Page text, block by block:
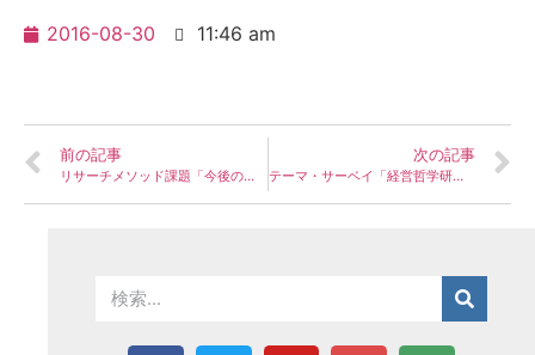
2016-08-30 11:46 am
前の記事
リサーチメソッド課題「今後の研究に向けて、しなければならないこと、してはならない事」
次の記事
テーマ・サーベイ「経営哲学研究序説・第二章」